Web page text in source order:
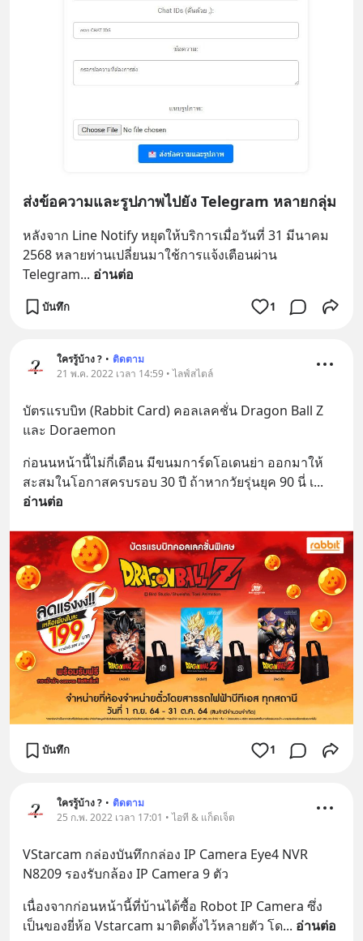
ส่งข้อความและรูปภาพไปยัง Telegram หลายกลุ่ม
หลังจาก Line Notify หยุดให้บริการเมื่อวันที่ 31 มีนาคม
2568 หลายท่านเปลี่ยนมาใช้การแจ้งเตือนผ่าน
Telegram... อ่านต่อ
บันทึก 1
ใครรู้บ้าง ? • ติดตาม
21 พ.ค. 2022 เวลา 14:59 • ไลฟ์สไตล์
บัตรแรบบิท (Rabbit Card) คอลเลคชั่น Dragon Ball Z
และ Doraemon
ก่อนนหน้านี้ไม่กี่เดือน มีขนมการ์ดโอเดนย่า ออกมาให้
สะสมในโอกาสครบรอบ 30 ปี ถ้าหากวัยรุ่นยุค 90 นี่ เ
อ่านต่อ
บันทึก 1
ใครรู้บ้าง ? • ติดตาม
25 ก.พ. 2022 เวลา 17:01 • ไอที & แก็ดเจ็ต
VStarcam กล่องบันทึกกล่อง IP Camera Eye4 NVR
N8209 รองรับกล้อง IP Camera 9 ตัว
เนื่องจากก่อนหน้านี้ที่บ้านได้ซื้อ Robot IP Camera ซึ่ง
เป็นของยี่ห้อ Vstarcam มาติดตั้งไว้หลายตัว โด... อ่านต่อ